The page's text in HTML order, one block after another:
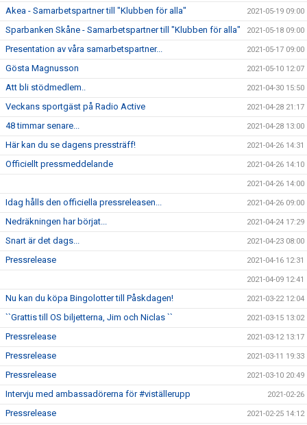
Akea - Samarbetspartner till "Klubben för alla" 2021-05-19 09:00
Sparbanken Skåne - Samarbetspartner till "Klubben för alla" 2021-05-18 09:00
Presentation av våra samarbetspartner... 2021-05-17 09:00
Gösta Magnusson 2021-05-10 12:07
Att bli stödmedlem.. 2021-04-30 15:50
Veckans sportgäst på Radio Active 2021-04-28 21:17
48 timmar senare... 2021-04-28 13:00
Här kan du se dagens pressträff! 2021-04-26 14:31
Officiellt pressmeddelande 2021-04-26 14:10
2021-04-26 14:00
Idag hålls den officiella pressreleasen... 2021-04-26 09:00
Nedräkningen har börjat... 2021-04-24 17:29
Snart är det dags... 2021-04-23 08:00
Pressrelease 2021-04-16 12:31
2021-04-09 12:41
Nu kan du köpa Bingolotter till Påskdagen! 2021-03-22 12:04
``Grattis till OS biljetterna, Jim och Niclas `` 2021-03-15 13:02
Pressrelease 2021-03-12 13:17
Pressrelease 2021-03-11 19:33
Pressrelease 2021-03-10 20:49
Intervju med ambassadörerna för #viställerupp 2021-02-26
Pressrelease 2021-02-25 14:12